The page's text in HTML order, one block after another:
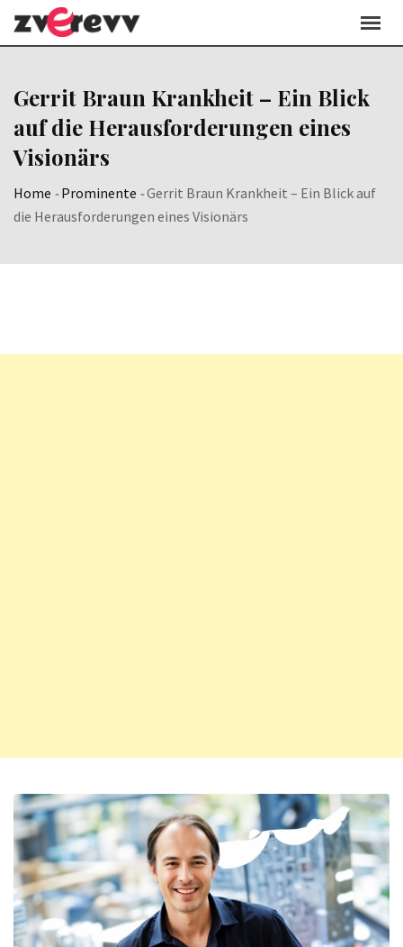
Skip
Gerrit Braun Krankheit – Ein Blick
auf die Herausforderungen eines
Visionärs
Home -Prominente -Gerrit Braun Krankheit – Ein Blick auf
die Herausforderungen eines Visionärs